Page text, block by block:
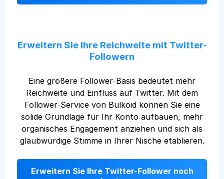
Erweitern Sie Ihre Reichweite mit Twitter-
Followern
Eine größere Follower-Basis bedeutet mehr
Reichweite und Einfluss auf Twitter. Mit dem
Follower-Service von Bulkoid können Sie eine
solide Grundlage für Ihr Konto aufbauen, mehr
organisches Engagement anziehen und sich als
glaubwürdige Stimme in Ihrer Nische etablieren.
Erweitern Sie Ihre Twitter-Follower noch